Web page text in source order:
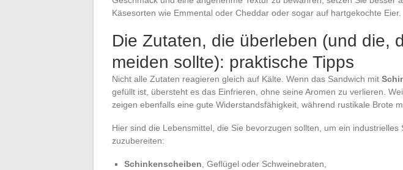
Käsesorten wie Emmental oder Cheddar oder sogar auf hartgekochte Eier.
Die Zutaten, die überleben (und die,
meiden sollte): praktische Tipps
Nicht alle Zutaten reagieren gleich auf Kälte. Wenn das Sandwich mit
gefüllt ist, übersteht es das Einfrieren, ohne seine Aromen zu verlieren.
zeigen ebenfalls eine gute Widerstandsfähigkeit, während rustikale Brote
Hier sind die Lebensmittel, die Sie bevorzugen sollten, um ein industrielles
zuzubereiten:
Schinkenscheiben , Geflügel oder Schweinebraten,